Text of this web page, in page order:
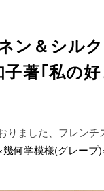
ン＆シル
子著｢私の
りました、フレンチ
幾何学模様(グレー